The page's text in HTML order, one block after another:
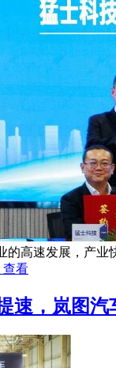
的高速发展，产
查看
速，岚图汽